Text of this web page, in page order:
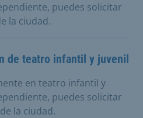
puedes solicitar
la ciudad.
de teatro infantil y juvenil
en teatro infantil y
puedes solicitar
la ciudad.